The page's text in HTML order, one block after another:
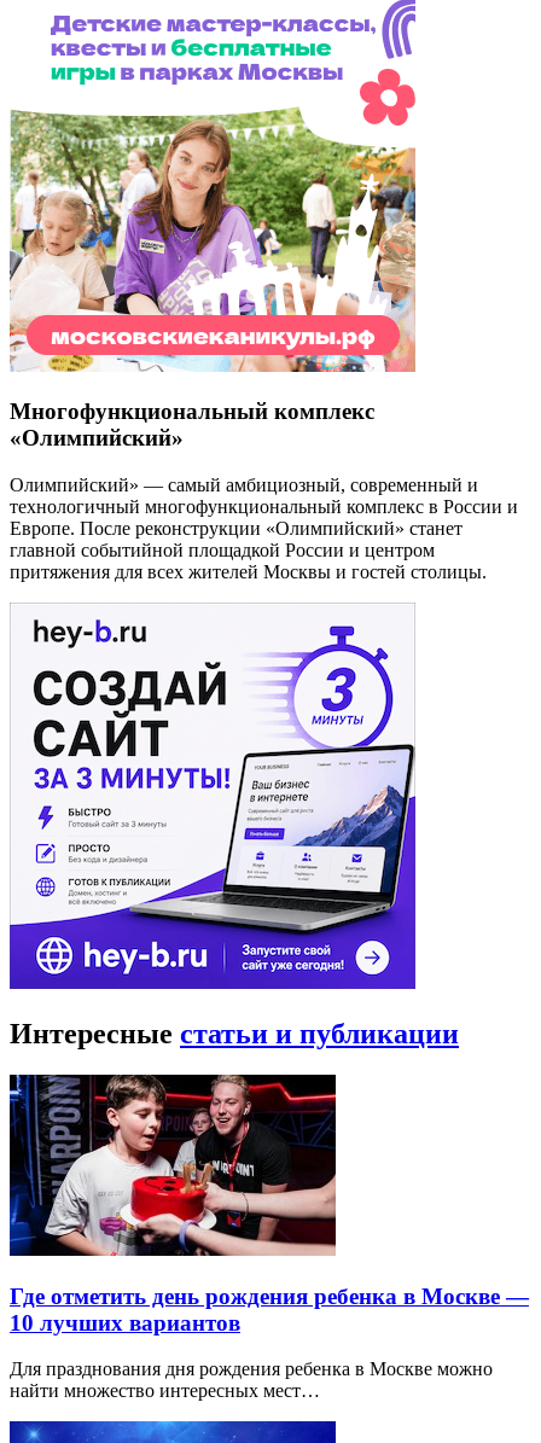
Многофункциональный комплекс
«Олимпийский»
Олимпийский» — самый амбициозный, современный и
технологичный многофункциональный комплекс в России и
Европе. После реконструкции «Олимпийский» станет
главной событийной площадкой России и центром
притяжения для всех жителей Москвы и гостей столицы.
Интересные статьи и публикации
Где отметить день рождения ребенка в Москве —
10 лучших вариантов
Для празднования дня рождения ребенка в Москве можно
найти множество интересных мест…